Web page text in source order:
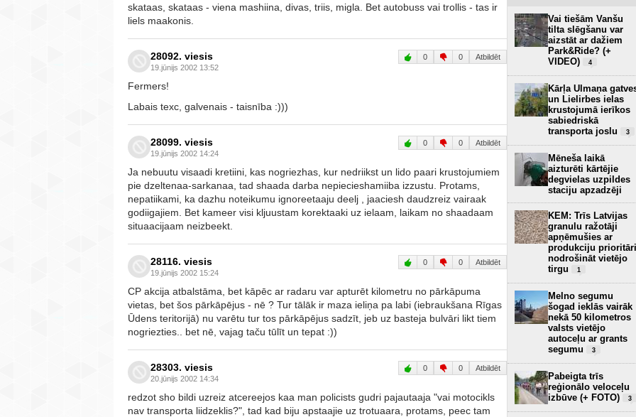
skataas, skataas - viena mashiina, divas, triis, migla. Bet autobuss vai trollis - tas ir
liels maakonis.
28092. viesis
19.jūnijs 2002 13:52
0 0 Atbildēt
Fermers!
Labais texc, galvenais - taisnība :)))
28099. viesis
19.jūnijs 2002 14:24
0 0 Atbildēt
Ja nebuutu visaadi kretiini, kas nogriezhas, kur nedriikst un lido paari krustojumiem
pie dzeltenaa-sarkanaa, tad shaada darba nepiecieshamiiba izzustu. Protams,
nepatiikami, ka dazhu noteikumu ignoreetaaju deelj , jaaciesh daudzreiz vairaak
godiigajiem. Bet kameer visi kljuustam korektaaki uz ielaam, laikam no shaadaam
situaacijaam neizbeekt.
28116. viesis
19.jūnijs 2002 15:24
0 0 Atbildēt
CP akcija atbalstāma, bet kāpēc ar radaru var apturēt kilometru no pārkāpuma
vietas, bet šos pārkāpējus - nē ? Tur tālāk ir maza ieliņa pa labi (iebraukšana Rīgas
Ūdens teritorijā) nu varētu tur tos pārkāpējus sadzīt, jeb uz basteja bulvāri likt tiem
nogriezties.. bet nē, vajag taču tūlīt un tepat :))
28303. viesis
20.jūnijs 2002 14:34
0 0 Atbildēt
redzot sho bildi uzreiz atcereejos kaa man policists gudri pajautaaja "vai motocikls
nav transporta liidzeklis?", tad kad biju apstaajie uz trotuaara, protams, peec tam
Vai tiešām Vanšu
tilta slēgšanu var
aizstāt ar dažiem
Park&Ride? (+
VIDEO)
4
Kārļa Ulmaņa
un Lielirbes ielas
krustojumā ierīkos
sabiedriskā
transporta joslu
3
Mēneša laikā
aizturēti kārtējie
degvielas uzpildes
staciju apzadzēji
KEM: Trīs Latvijas
granulu ražotāji
apņēmušies ar
produkciju prioritāri
nodrošināt vietējo
tirgu
1
Melno segumu
šogad ieklās vairāk
nekā 50 kilometros
valsts vietējo
autoceļu ar grants
segumu
3
Pabeigta trīs
reģionālo veloceļu
izbūve (+ FOTO)
3